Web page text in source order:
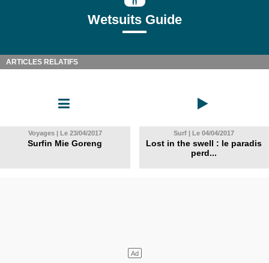
Wetsuits Guide
ARTICLES RELATIFS
Voyages | Le 23/04/2017
Surfin Mie Goreng
Surf | Le 04/04/2017
Lost in the swell : le paradis
perd...